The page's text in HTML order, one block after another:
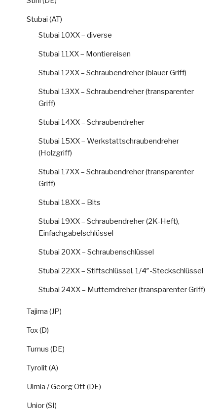
Stubai (AT)
Stubai 10XX – diverse
Stubai 11XX – Montiereisen
Stubai 12XX – Schraubendreher (blauer Griff)
Stubai 13XX – Schraubendreher (transparenter
Griff)
Stubai 14XX – Schraubendreher
Stubai 15XX – Werkstattschraubendreher
(Holzgriff)
Stubai 17XX – Schraubendreher (transparenter
Griff)
Stubai 18XX – Bits
Stubai 19XX – Schraubendreher (2K-Heft),
Einfachgabelschlüssel
Stubai 20XX – Schraubenschlüssel
Stubai 22XX – Stiftschlüssel, 1/4″-Steckschlüssel
Stubai 24XX – Mutterndreher (transparenter Griff)
Tajima (JP)
Tox (D)
Turnus (DE)
Tyrolit (A)
Ulmia / Georg Ott (DE)
Unior (SI)